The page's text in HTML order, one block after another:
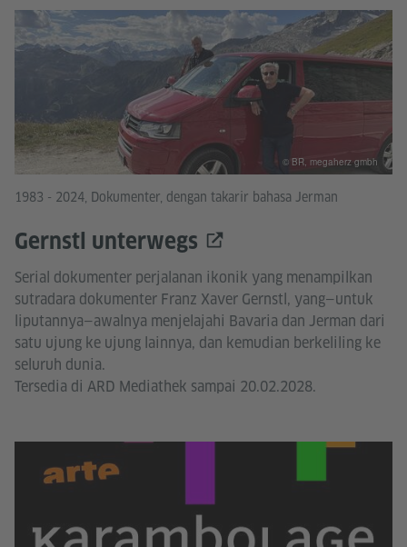
1983 - 2024, Dokumenter, dengan takarir bahasa Jerman
Gernstl unterwegs
Serial dokumenter perjalanan ikonik yang menampilkan
sutradara dokumenter Franz Xaver Gernstl, yang—untuk
liputannya—awalnya menjelajahi Bavaria dan Jerman dari
satu ujung ke ujung lainnya, dan kemudian berkeliling ke
seluruh dunia.
Tersedia di ARD Mediathek sampai 20.02.2028.
© BR, megaherz gmbh